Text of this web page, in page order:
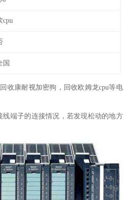
cpu
国
收康耐视加密狗，回收欧姆龙cpu等电
线端子的连接情况，若发现松动的地方